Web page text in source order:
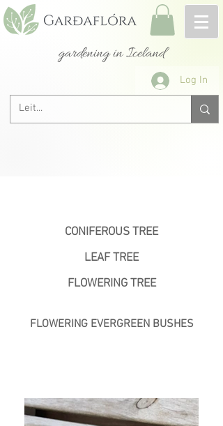
gardening in Iceland
Log In
CONIFEROUS TREE
LEAF TREE
FLOWERING TREE
FLOWERING EVERGREEN BUSHES